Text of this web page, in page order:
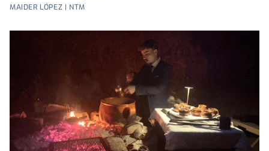
MAIDER LÓPEZ | NTM